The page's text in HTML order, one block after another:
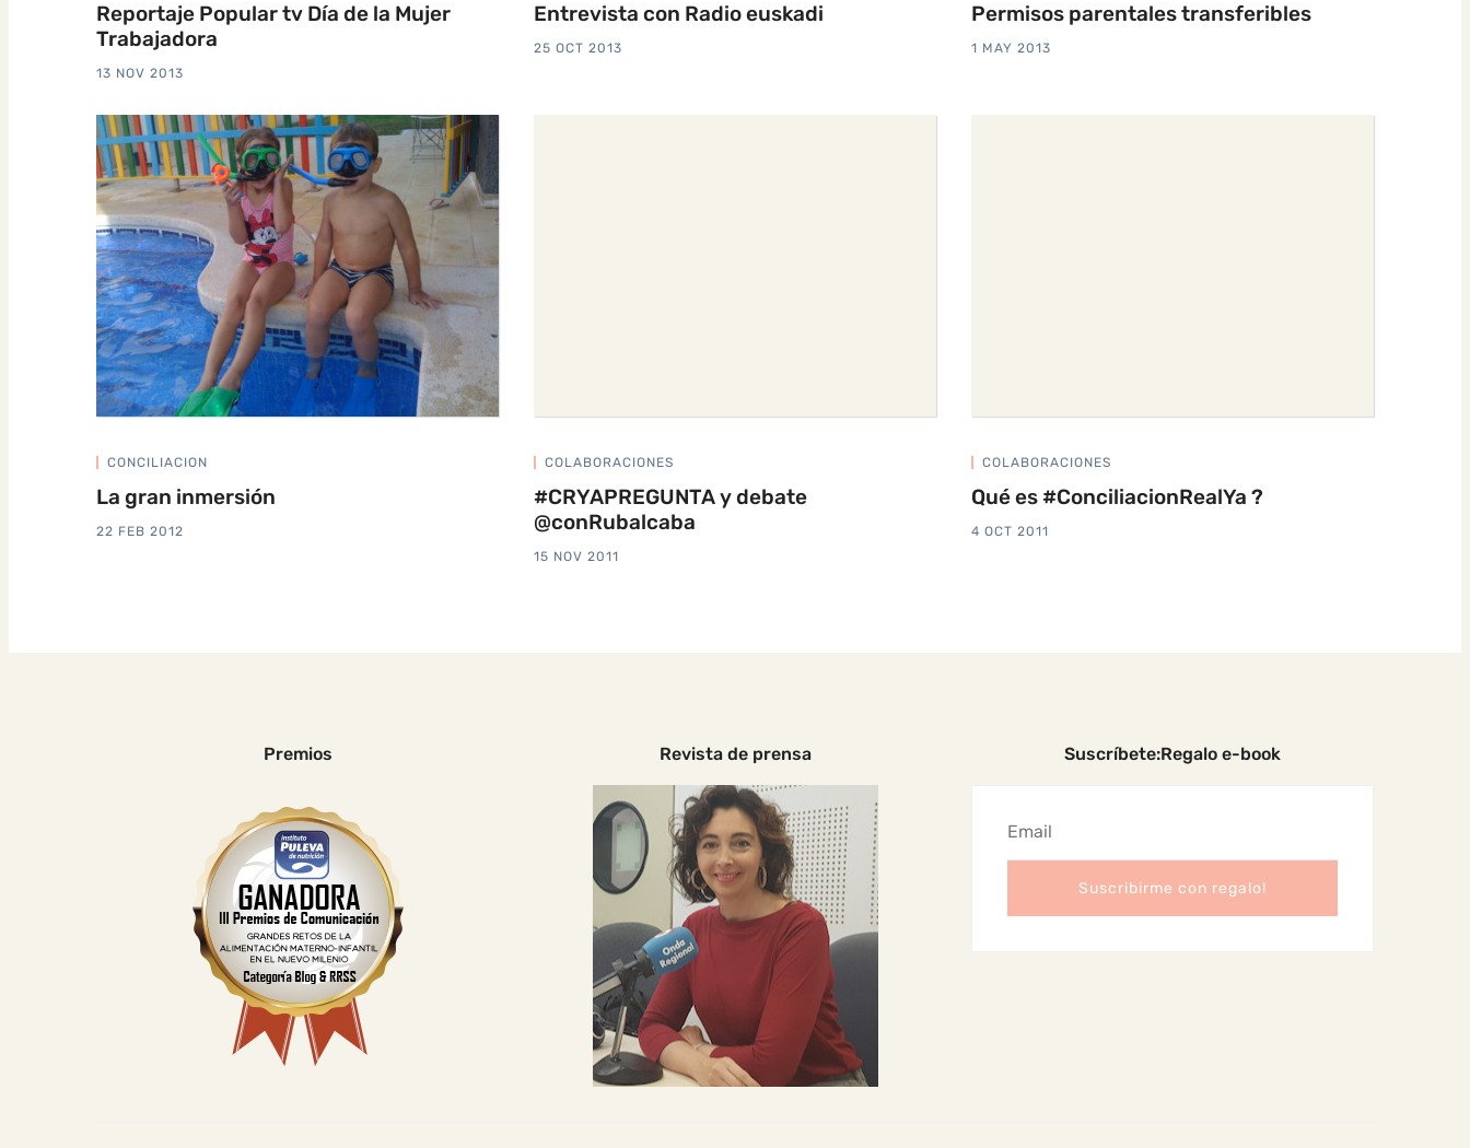
Reportaje Popular tv Día de la Mujer
Trabajadora
13 NOV 2013
Entrevista con Radio euskadi
25 OCT 2013
Permisos parentales transferibles
1 MAY 2013
CONCILIACION
La gran inmersión
22 FEB 2012
COLABORACIONES
#CRYAPREGUNTA y debate
@conRubalcaba
15 NOV 2011
COLABORACIONES
Qué es #ConciliacionRealYa ?
4 OCT 2011
Premios Revista de prensa Suscríbete:Regalo e-book